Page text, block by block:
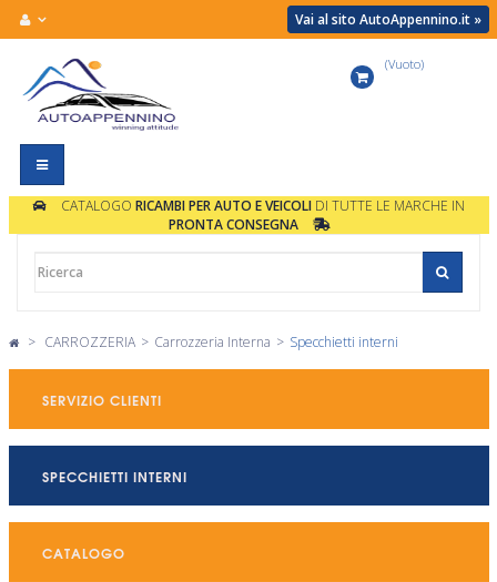
Vai al sito AutoAppennino.it »
Navigazione
Toggle
(Vuoto)
CATALOGO RICAMBI PER AUTO E VEICOLIDI TUTTE LE MARCHE IN
PRONTA CONSEGNA
> CARROZZERIA > Carrozzeria Interna > Specchietti interni
SERVIZIO CLIENTI
SPECCHIETTI INTERNI
CATALOGO